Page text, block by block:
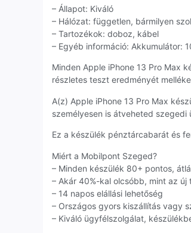
– Állapot: Kiváló
– Hálózat: független, bármilyen
– Tartozékok: doboz, kábel
– Egyéb információ: Akkumulátor:
Minden Apple iPhone 13 Pro Max
részletes teszt eredményét
A(z) Apple iPhone 13 Pro Max
személyesen is átveheted szegedi
Ez a készülék pénztárcabarát és
Miért a Mobilpont Szeged?
– Minden készülék 80+ pontos,
– Akár 40%-kal olcsóbb, mint az új
– 14 napos elállási lehetőség
– Országos gyors kiszállítás vagy
– Kiváló ügyfélszolgálat,